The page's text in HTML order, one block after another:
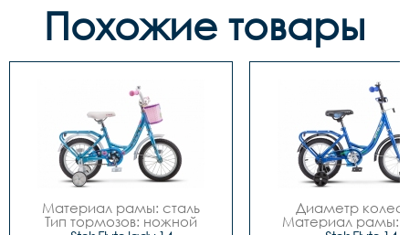
Похожие товары
Материал рамы: сталь
Тип тормозов: ножной
Диаметр колес:
Материал рамы: